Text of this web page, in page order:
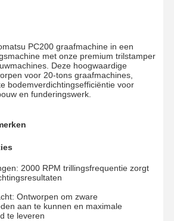
PC200 graafmachine in een
met onze premium trilstamper
Deze hoogwaardige
voor 20-tons graafmachines,
bodemverdichtingsefficiëntie voor
en funderingswerk.
2000 RPM trillingsfrequentie zorgt
Ontworpen om zware
aan te kunnen en maximale
te leveren